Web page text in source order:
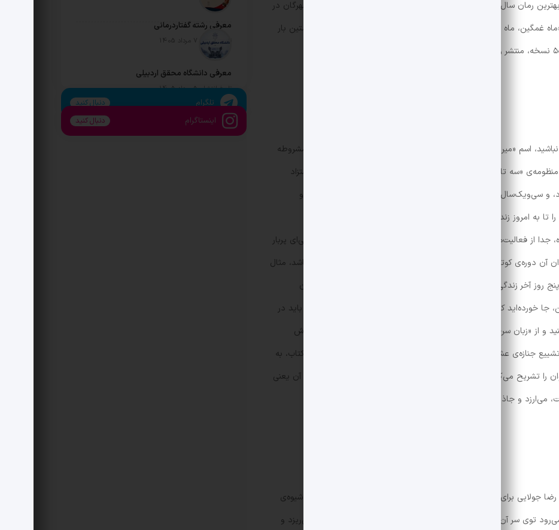
آورده‌اند؛ مانند جایزه‌ی احمد محمود در رشته‌ی بهترین رمان سال ۱۳۹۶ برای رمان «یک پرونده‌ی کهنه» و یا جایزه‌ی ادبی مهرگان در
«ماه غمگین، ماه سرخ» عنوان جدیدترین رمان منتشر شده از اوست که نخستین ‌بار
اسم «میرزاده عشقی» به گوشتان خورده، شاعر جوانی که در دوره‌ی مشروطه
«سه تابلوی مریم» مشهورترین اثرش بود، فرانسه خوانده بود، مستزاد
سی‌و‌یک‌سال هم بیشتر عمر نکرد، اما شعر برّنده و اعتراضی اما غمگین و
به امروز زنده و جاودان نگه داشته است. عشقی، که با نام اصلی
از فعالیت‌های ادبی‌اش در زمینه‌ی انتشار روزنامه و نوشتن شعر، زندگی‌ای پربار
آن دوره‌ی کوتاه زیست او را به‌عنوان تصویری از آن‌چه هنر متعهد باید باشد، مثال
روز آخر زندگی عشقی، قبل از ترورش به دست ماموران شهربانی آن زمان
خورده‌اید که چرا مرگ او را اسپویل کرده و محتوای رمان را لو داده‌ام، باید در
و از «زبان سرخ بیرق خون است» صفحه‌ی اولش رد شوید، داستان خودش
ماجرایش را لو می‌دهد و با خبر ساعت و تاریخ تشییع جنازه‌ی عشقی شروع می‌شود. از آن به بعد، تمام ۱۷۰ صفحه‌ی این کتاب، به
تشریح می‌کنند. اما باید دید آیا خواندن داستانی که مهم‌ترین نکته‌ی آن یعنی
و جاذبه‌ای دارد؟
برای رمانش راویان مختلفی انتخاب کرده. البته این راویان، به شیوه‌ی
توی سر آن‌ها و آن‌چه فکر می‌کنند را با زاویه‌دید دانای کل، بیرون می‌ریزد و
معرفی رشته گفتاردرمانی
تاریخ انتشار: 7 مرداد 1405
معرفی دانشگاه محقق اردبیلی
تاریخ انتشار: 5 مرداد 1405
تلگرام دنبال کنید
اینستاگرام دنبال کنید